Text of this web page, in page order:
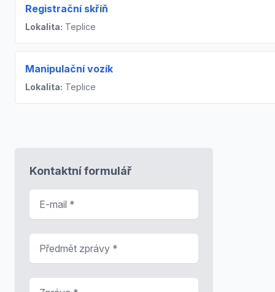
Registrační skříň
Lokalita: Teplice
Manipulační vozík
Lokalita: Teplice
Kontaktní formulář